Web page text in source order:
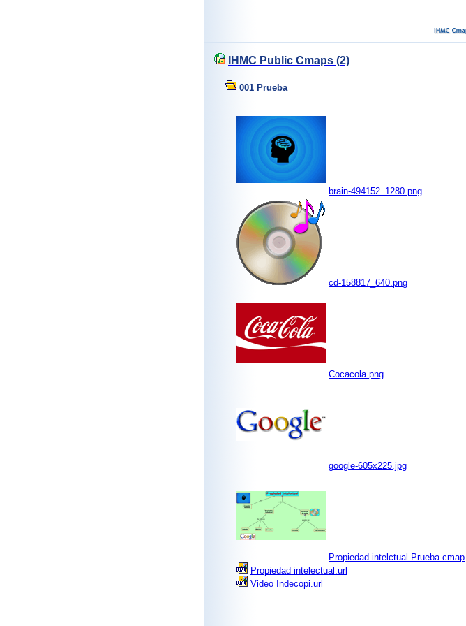
IHMC Public Cmaps (2)
001 Prueba
brain-494152_1280.png
cd-158817_640.png
Cocacola.png
google-605x225.jpg
Propiedad intelctual Prueba.cmap
Propiedad intelectual.url
Video Indecopi.url